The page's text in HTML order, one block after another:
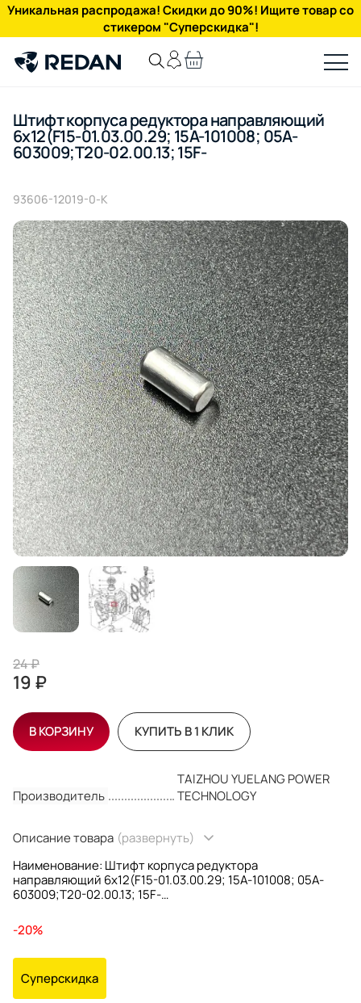
Уникальная распродажа! Скидки до 90%! Ищите товар со
стикером "Суперскидка"!
Штифт корпуса редуктора направляющий
6х12(F15-01.03.00.29; 15A-101008; 05A-
603009;T20-02.00.13; 15F-
93606-12019-0-K
Производитель
TAIZHOU YUELANG POWER
TECHNOLOGY
Описание товара (развернуть)
Наименование: Штифт корпуса редуктора
направляющий 6х12(F15-01.03.00.29; 15A-101008; 05A-
603009;T20-02.00.13; 15F-
OEM номера: 93606-12019-0; F15-01.03.00.29; 15A-101008;
05A-603009;T20-02.00.13;
-20%
Суперскидка
24 ₽
19 ₽
В КОРЗИНУ КУПИТЬ В 1 КЛИК